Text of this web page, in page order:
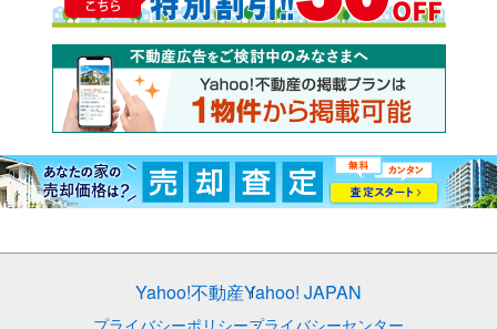
Yahoo!不動産Yahoo! JAPAN